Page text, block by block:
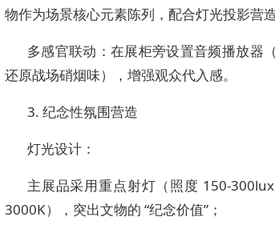
物作为场景核心元素陈列，配合灯光投影营
多感官联动：在展柜旁设置音频播放器
还原战场硝烟味），增强观众代入感。
3. 纪念性氛围营造
灯光设计：
主展品采用重点射灯（照度 150-
3000K），突出文物的 “纪念价值”；